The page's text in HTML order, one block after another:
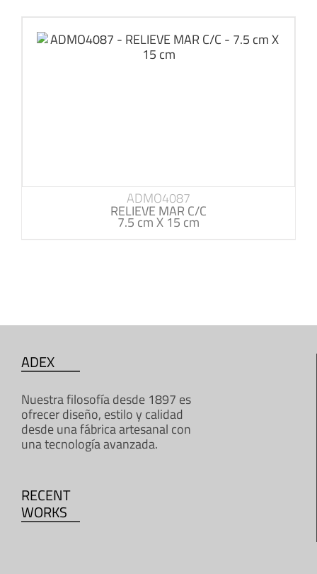
ADMO4087
RELIEVE MAR C/C
7.5 cm X 15 cm
ADEX
Nuestra filosofía desde 1897 es
ofrecer diseño, estilo y calidad
desde una fábrica artesanal con
una tecnología avanzada.
RECENT
WORKS